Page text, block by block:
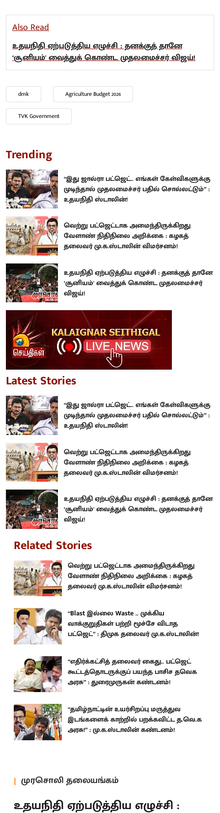
Also Read
உதயநிதி ஏற்படுத்திய எழுச்சி : தனக்குத் தானே
‘சூனியம்' வைத்துக் கொண்ட முதலமைச்சர் விஜய்!
dmk Agriculture Budget 2026
TVK Government
Trending
“இது ஜால்ரா பட்ஜெட்.. எங்கள் கேள்விகளுக்கு
முடிந்தால் முதலமைச்சர் பதில் சொல்லட்டும்” :
உதயநிதி ஸ்டாலின்!
வெற்று பட்ஜெட்டாக அமைந்திருக்கிறது
வேளாண் நிதிநிலை அறிக்கை : கழகத்
தலைவர் மு.க.ஸ்டாலின் விமர்சனம்!
உதயநிதி ஏற்படுத்திய எழுச்சி : தனக்குத் தானே
‘சூனியம்' வைத்துக் கொண்ட முதலமைச்சர்
விஜய்!
Latest Stories
“இது ஜால்ரா பட்ஜெட்.. எங்கள் கேள்விகளுக்கு
முடிந்தால் முதலமைச்சர் பதில் சொல்லட்டும்” :
உதயநிதி ஸ்டாலின்!
வெற்று பட்ஜெட்டாக அமைந்திருக்கிறது
வேளாண் நிதிநிலை அறிக்கை : கழகத்
தலைவர் மு.க.ஸ்டாலின் விமர்சனம்!
உதயநிதி ஏற்படுத்திய எழுச்சி : தனக்குத் தானே
‘சூனியம்' வைத்துக் கொண்ட முதலமைச்சர்
விஜய்!
Related Stories
வெற்று பட்ஜெட்டாக அமைந்திருக்கிறது
வேளாண் நிதிநிலை அறிக்கை : கழகத்
தலைவர் மு.க.ஸ்டாலின் விமர்சனம்!
“Blast இல்லை Waste .. முக்கிய
வாக்குறுதிகள் பற்றி மூச்சே விடாத
பட்ஜெட்” : திமுக தலைவர் மு.க.ஸ்டாலின்!
“எதிர்க்கட்சித் தலைவர் கைது.. பட்ஜெட்
கூட்டத்தொடருக்குப் பயந்த பாசிச தவெக
அரசு” : துரைமுருகன் கண்டனம்!
“தமிழ்நாட்டின் உயர்சிறப்பு மருத்துவ
இடங்களைக் காற்றில் பறக்கவிட்ட த.வெ.க
அரசு!” : மு.க.ஸ்டாலின் கண்டனம்!
முரசொலி தலையங்கம்
உதயநிதி ஏற்படுத்திய எழுச்சி :